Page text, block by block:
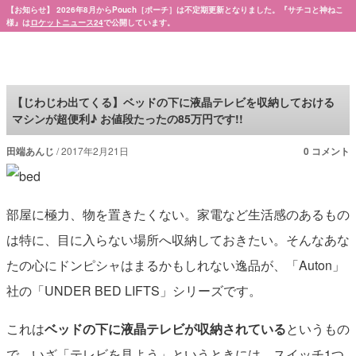
【お知らせ】 2026年8月からPouch［ポーチ］は不定期更新となりました。『サチコと神ねこ
様』はロケットニュース24で公開しています。
【じわじわ出てくる】ベッドの下に液晶テレビを収納しておける
マシンが超便利♪ お値段たったの85万円です!!
田端あんじ 2017年2月21日 0 コメント
部屋に極力、物を置きたくない。家電など生活感のあるもの
は特に、目に入らない場所へ収納しておきたい。そんなあな
たの心にドンピシャはまるかもしれない逸品が、「Auton」
社の「UNDER BED LIFTS」シリーズです。
これはベッドの下に液晶テレビが収納されているというもの